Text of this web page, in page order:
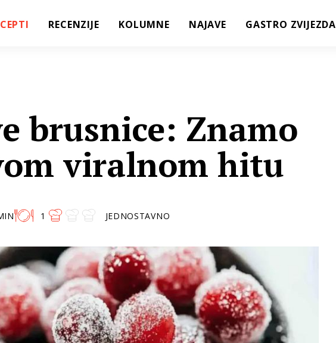
RECENZIJE KOLUMNE NAJAVE GASTRO ZVIJEZDA
brusnice: Znamo
viralnom hitu
1 JEDNOSTAVNO